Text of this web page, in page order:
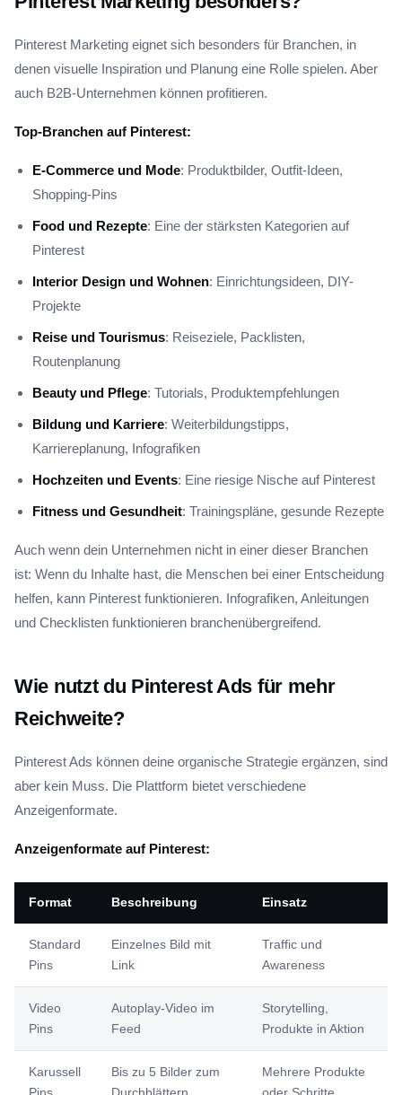
Pinterest Marketing eignet sich besonders für Branchen, in
denen visuelle Inspiration und Planung eine Rolle spielen. Aber
auch B2B-Unternehmen können profitieren.
Top-Branchen auf Pinterest:
E-Commerce und Mode: Produktbilder, Outfit-Ideen,
Shopping-Pins
Food und Rezepte: Eine der stärksten Kategorien auf
Pinterest
Interior Design und Wohnen: Einrichtungsideen, DIY-
Projekte
Reise und Tourismus: Reiseziele, Packlisten,
Routenplanung
Beauty und Pflege: Tutorials, Produktempfehlungen
Bildung und Karriere: Weiterbildungstipps,
Karriereplanung, Infografiken
Hochzeiten und Events: Eine riesige Nische auf Pinterest
Fitness und Gesundheit: Trainingspläne, gesunde Rezepte
Auch wenn dein Unternehmen nicht in einer dieser Branchen
ist: Wenn du Inhalte hast, die Menschen bei einer Entscheidung
helfen, kann Pinterest funktionieren. Infografiken, Anleitungen
und Checklisten funktionieren branchenübergreifend.
Wie nutzt du Pinterest Ads für mehr
Reichweite?
Pinterest Ads können deine organische Strategie ergänzen, sind
aber kein Muss. Die Plattform bietet verschiedene
Anzeigenformate.
Anzeigenformate auf Pinterest:
Format Beschreibung Einsatz
Standard
Pins
Einzelnes Bild mit
Link
Traffic und
Awareness
Video
Pins
Autoplay-Video im
Feed
Storytelling,
Produkte in Aktion
Karussell
Bis zu 5 Bilder zum
Mehrere Produkte